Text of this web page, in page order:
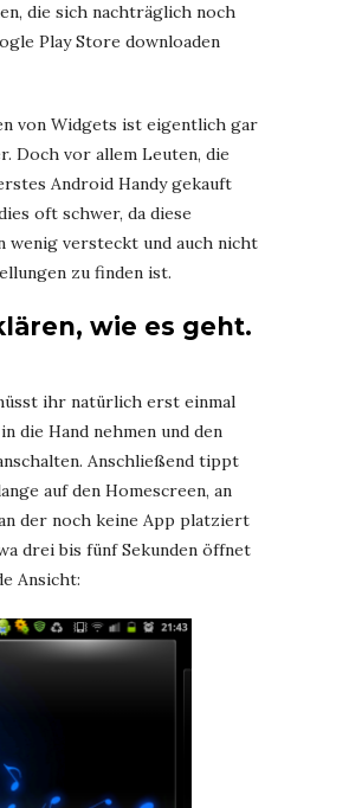
die sich nachträglich noch
Play Store downloaden
von Widgets ist eigentlich gar
Doch vor allem Leuten, die
Android Handy gekauft
oft schwer, da diese
wenig versteckt und auch nicht
zu finden ist.
wie es geht.
ihr natürlich erst einmal
die Hand nehmen und den
Anschließend tippt
auf den Homescreen, an
der noch keine App platziert
drei bis fünf Sekunden öffnet
Ansicht: